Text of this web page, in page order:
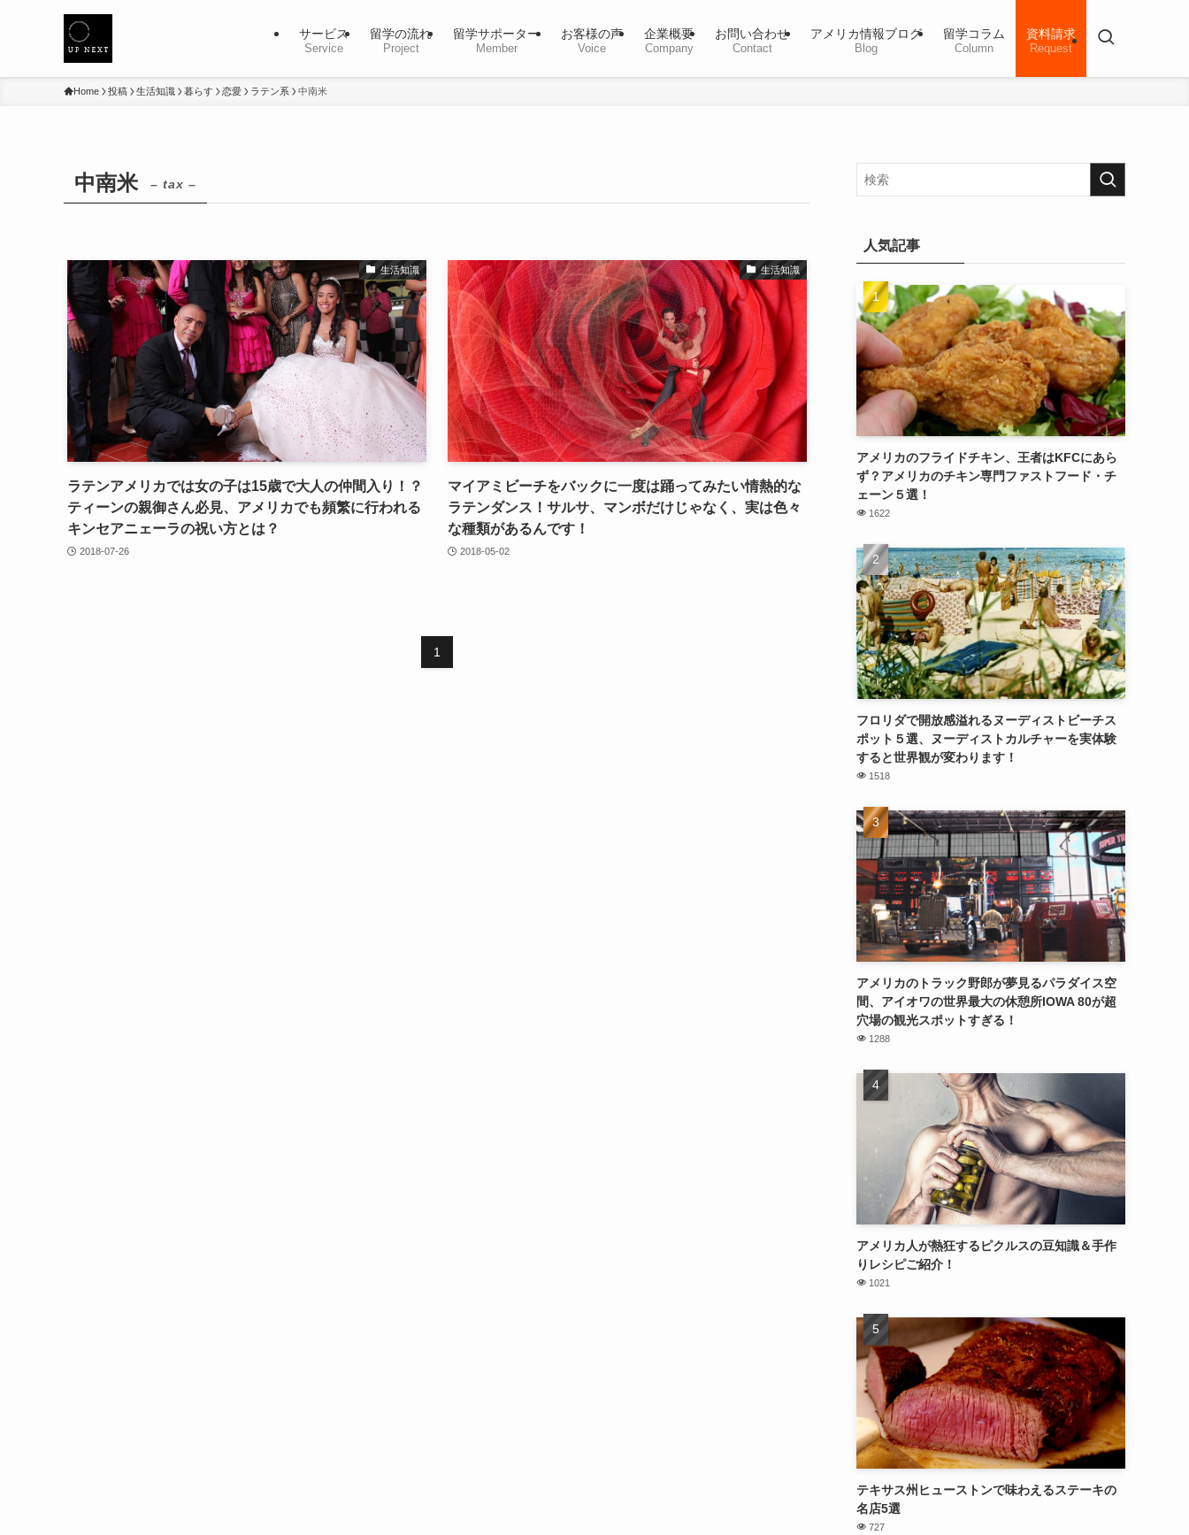
サービス
Service
留学の流れ
Project
留学サポーター
Member
お客様の声
Voice
企業概要
Company
お問い合わせ
Contact
アメリカ情報ブログ
Blog
留学コラム
Column
資料請求
Request
Home 投稿 生活知識 暮らす 恋愛 ラテン系 中南米
中南米 – tax –
生活知識
ラテンアメリカでは女の子は15歳で大人の仲間入り！？
ティーンの親御さん必見、アメリカでも頻繁に行われる
キンセアニェーラの祝い方とは？
2018-07-26
生活知識
マイアミビーチをバックに一度は踊ってみたい情熱的な
ラテンダンス！サルサ、マンボだけじゃなく、実は色々
な種類があるんです！
2018-05-02
1
人気記事
アメリカのフライドチキン、王者はKFCにあら
ず？アメリカのチキン専門ファストフード・チ
ェーン５選！
1622
フロリダで開放感溢れるヌーディストビーチス
ポット５選、ヌーディストカルチャーを実体験
すると世界観が変わります！
1518
アメリカのトラック野郎が夢見るパラダイス空
間、アイオワの世界最大の休憩所IOWA 80が超
穴場の観光スポットすぎる！
1288
アメリカ人が熱狂するピクルスの豆知識＆手作
りレシピご紹介！
1021
テキサス州ヒューストンで味わえるステーキの
名店5選
727